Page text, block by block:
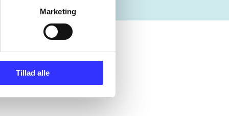
Marketing
Tillad alle